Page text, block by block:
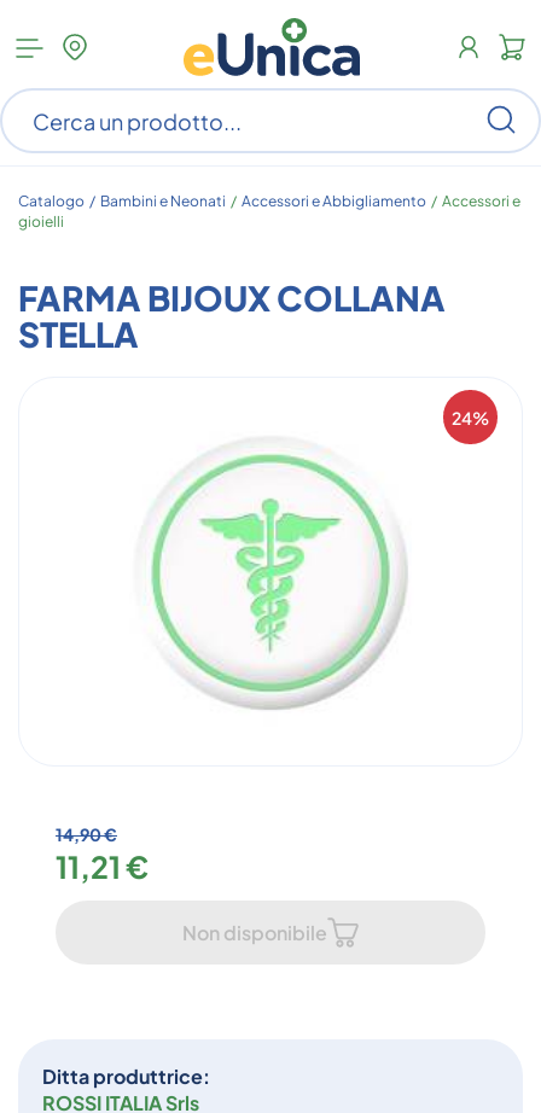
Apri
menu
categorie
Catalogo / Bambini e Neonati / Accessori e Abbigliamento / Accessori e
gioielli
FARMA BIJOUX COLLANA
STELLA
24%
Ditta produttrice:
ROSSI ITALIA Srls
14,90 €
11,21 €
Non disponibile